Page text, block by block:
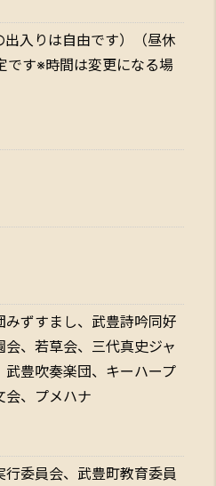
入りは自由です）（昼休
です※時間は変更になる場
ずすまし、武豊詩吟同好
、若草会、三代真史ジャ
武豊吹奏楽団、キーハープ
会、プメハナ
委員会、武豊町教育委員